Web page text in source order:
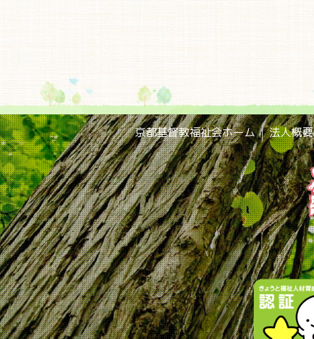
京都基督教福祉会ホーム 法人概要